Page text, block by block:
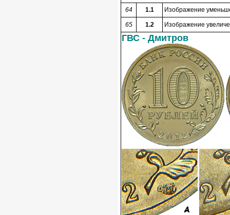
64 1.1 Изображение
65 1.2 Изображение
ГВС - Дмитров